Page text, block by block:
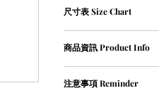
尺寸表 Size Chart
XS碼﹕衣長 68 cm | 胸寬
L碼﹕衣長 76 cm | 胸寬
商品資訊 Product Info
② oversized
注意事項 Reminder